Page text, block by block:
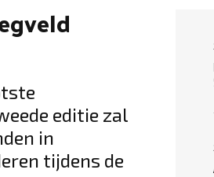
editie zal
in
tijdens de